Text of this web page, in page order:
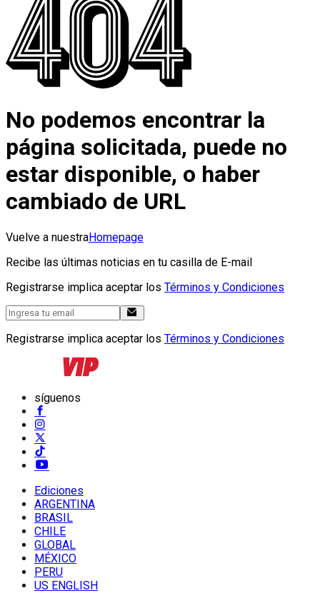
No podemos encontrar la
página solicitada, puede no
estar disponible, o haber
cambiado de URL
Vuelve a nuestraHomepage
Recibe las últimas noticias en tu casilla de E-mail
Registrarse implica aceptar los Términos y Condiciones
Registrarse implica aceptar los Términos y Condiciones
síguenos
Ediciones
ARGENTINA
BRASIL
CHILE
GLOBAL
MÉXICO
PERU
US ENGLISH